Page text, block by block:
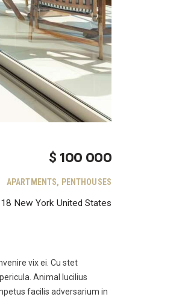
New York United States
$ 100 000
APARTMENTS, PENTHOUSES
vix ei. Cu stet
Animal lucilius
facilis adversarium in